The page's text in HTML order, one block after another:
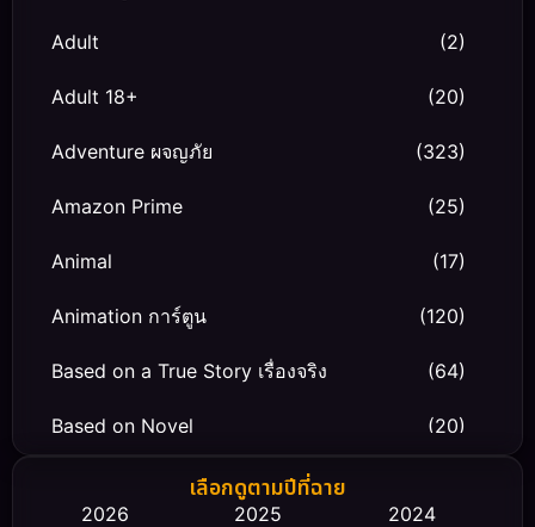
Adult (2)
Adult 18+ (20)
Adventure ผจญภัย (323)
Amazon Prime (25)
Animal (17)
Animation การ์ตูน (120)
Based on a True Story เรื่องจริง (64)
Based on Novel (20)
Biography ชีวิตจริงเลือกดูตามปีที่ฉาย
2026 2025
2024